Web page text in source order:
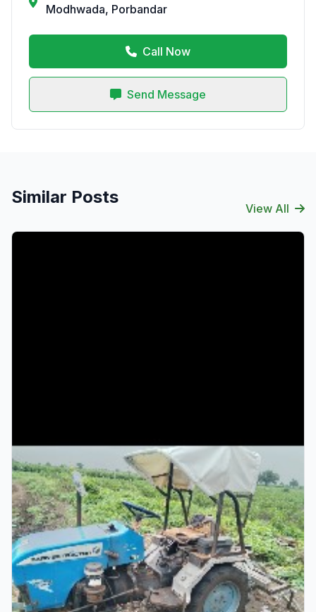
Modhwada, Porbandar
Call Now
Send Message
Similar Posts
View All